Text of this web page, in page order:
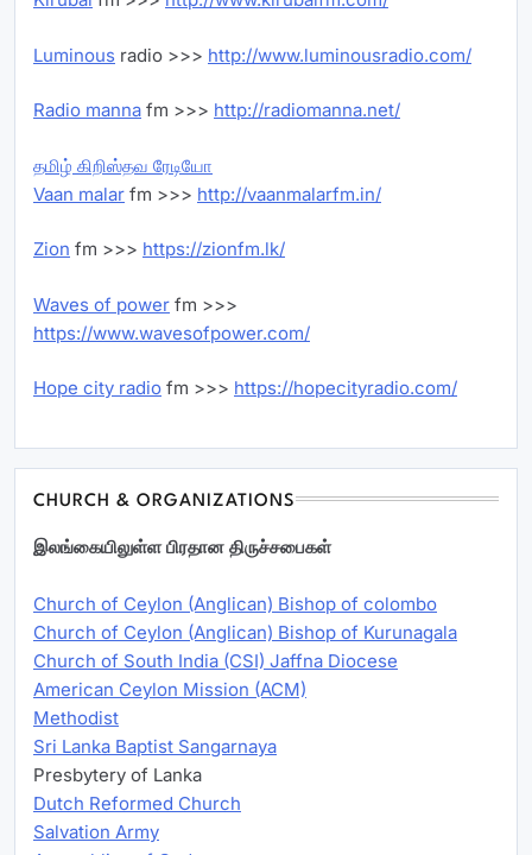
Luminous radio >>> http://www.luminousradio.com/
Radio manna fm >>> http://radiomanna.net/
தமிழ் கிறிஸ்தவ ரேடியோ
Vaan malar fm >>> http://vaanmalarfm.in/
Zion fm >>> https://zionfm.lk/
Waves of power fm >>>
https://www.wavesofpower.com/
Hope city radio fm >>> https://hopecityradio.com/
CHURCH & ORGANIZATIONS
இலங்கையிலுள்ள பிரதான திருச்சபைகள்
Church of Ceylon (Anglican) Bishop of colombo
Church of Ceylon (Anglican) Bishop of Kurunagala
Church of South India (CSI) Jaffna Diocese
American Ceylon Mission (ACM)
Methodist
Sri Lanka Baptist Sangarnaya
Presbytery of Lanka
Dutch Reformed Church
Salvation Army